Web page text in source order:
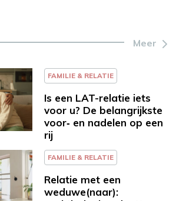
Meer
FAMILIE & RELATIE
Is een LAT-relatie iets
voor u? De belangrijkste
voor‑ en nadelen op een
rij
FAMILIE & RELATIE
Relatie met een
weduwe(naar):